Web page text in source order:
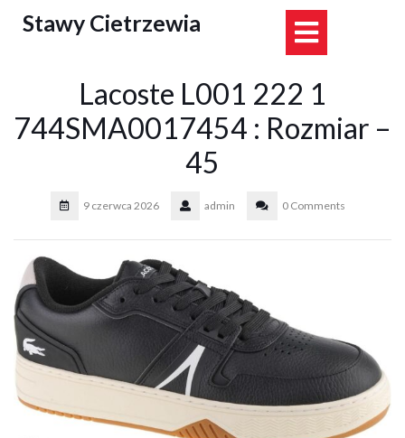
Stawy Cietrzewia
Lacoste L001 222 1
744SMA0017454 : Rozmiar –
45
9 czerwca 2026 admin 0 Comments